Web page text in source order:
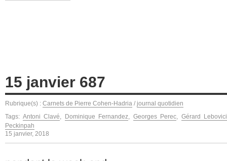
15 janvier 687
Rubrique(s) : Carnets de Pierre Cohen-Hadria / journal quotidien
Tags: Antoni Clavé, Dominique Fernandez, Georges Perec, Gérard Lebovici
Peckinpah
15 janvier, 2018